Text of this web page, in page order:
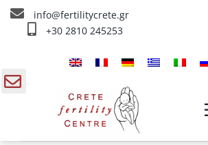
Skip
info@fertilitycrete.gr
+30 2810 245253
Ana sayfa
Girit Fertilite Merkezi
Fertilite Tedaviler